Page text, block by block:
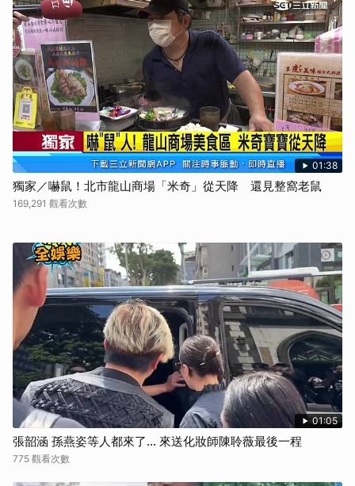
01:38
獨家／嚇鼠！北市龍山商場「米奇」從天降 還見整窩老鼠
169,291 觀看次數
01:05
張韶涵 孫燕姿等人都來了... 來送化妝師陳聆薇最後一程
775 觀看次數